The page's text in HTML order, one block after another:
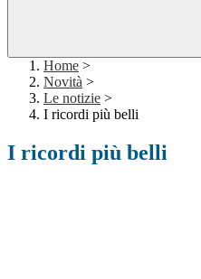
Home >
Novità >
Le notizie >
I ricordi più belli
I ricordi più belli